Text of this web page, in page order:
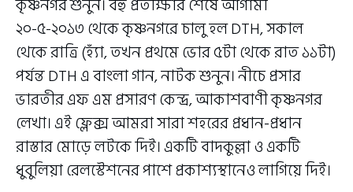
কৃষ্ণনগর শুনুন। বহু প্রতীক্ষার শেষে আগামী
২০-৫-২০১৩ থেকে কৃষ্ণনগরে চালু হল DTH, সকাল
থেকে রাত্রি (হ্যাঁ, তখন প্রথমে ভোর ৫টা থেকে রাত ১১টা)
পর্যন্ত DTH এ বাংলা গান, নাটক শুনুন। নীচে প্রসার
ভারতীর এফ এম প্রসারণ কেন্দ্র, আকাশবাণী কৃষ্ণনগর
লেখা। এই ফ্লেক্স আমরা সারা শহরের প্রধান-প্রধান
রাস্তার মোড়ে লটকে দিই। একটি বাদকুল্লা ও একটি
ধুবুলিয়া রেলস্টেশনের পাশে প্রকাশ্যস্থানেও লাগিয়ে দিই।